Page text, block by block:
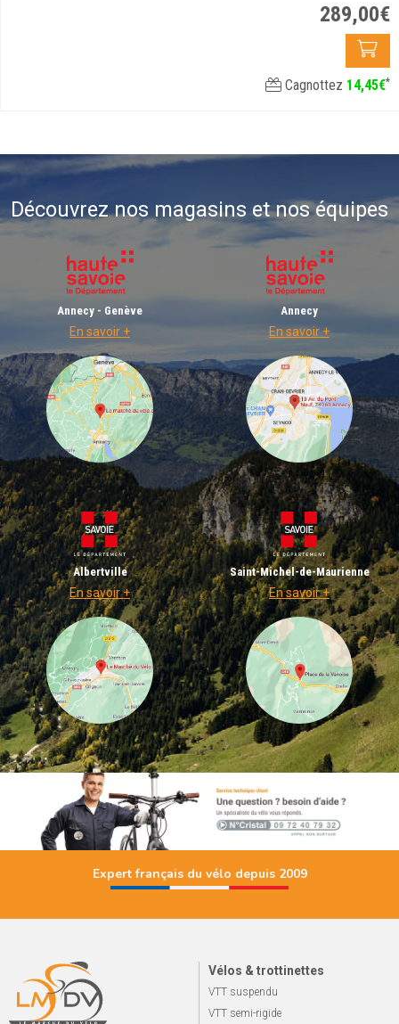
289,00€
Cagnottez 14,45€*
Découvrez nos magasins et nos équipes
Annecy - Genève
En savoir +
Annecy
En savoir +
Albertville
En savoir +
Saint-Michel-de-Maurienne
En savoir +
Expert français du vélo depuis 2009
Vélos & trottinettes
VTT suspendu
VTT semi-rigide